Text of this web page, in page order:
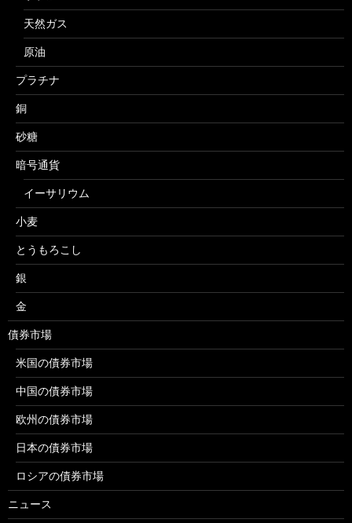
天然ガス
原油
プラチナ
銅
砂糖
暗号通貨
イーサリウム
小麦
とうもろこし
銀
金
債券市場
米国の債券市場
中国の債券市場
欧州の債券市場
日本の債券市場
ロシアの債券市場
ニュース